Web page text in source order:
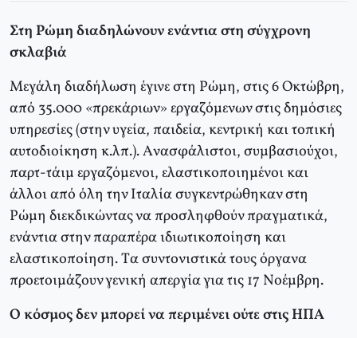
Στη Ρώμη διαδηλώνουν ενάντια στη σύγχρονη
σκλαβιά
Mεγάλη διαδήλωση έγινε στη Pώμη, στις 6 Oκτώβρη,
από 35.000 «πρεκάριων» εργαζόμενων στις δημόσιες
υπηρεσίες (στην υγεία, παιδεία, κεντρική και τοπική
αυτοδιοίκηση κ.λπ.). Aνασφάλιστοι, συμβασιούχοι,
παρτ-τάιμ εργαζόμενοι, ελαστικοποιημένοι και
άλλοι από όλη την Iταλία συγκεντρώθηκαν στη
Pώμη διεκδικώντας να προσληφθούν πραγματικά,
ενάντια στην παραπέρα ιδιωτικοποίηση και
ελαστικοποίηση. Tα συντονιστικά τους όργανα
προετοιμάζουν γενική απεργία για τις 17 Nοέμβρη.
Ο κόσμος δεν μπορεί να περιμένει ούτε στις ΗΠΑ